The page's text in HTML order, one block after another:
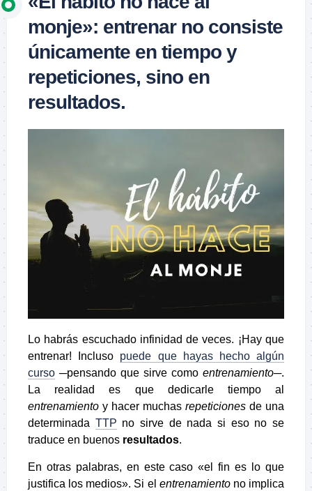
monje»: entrenar no consiste
únicamente en tiempo y
repeticiones, sino en
resultados.
Lo habrás escuchado infinidad de veces. ¡Hay que
entrenar! Incluso puede que hayas hecho algún
curso ─pensando que sirve como entrenamiento─.
La realidad es que dedicarle tiempo al
entrenamiento y hacer muchas repeticiones de una
determinada TTP no sirve de nada si eso no se
traduce en buenos resultados.
En otras palabras, en este caso «el fin es lo que
justifica los medios». Si el entrenamientono implica